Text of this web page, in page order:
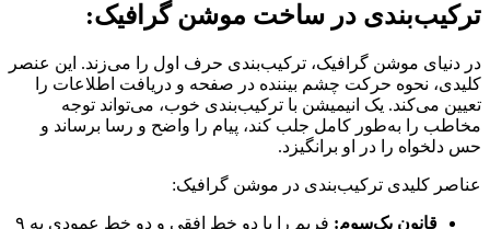
ترکیب‌بندی در ساخت موشن گرافیک:
در دنیای موشن گرافیک، ترکیب‌بندی حرف اول را می‌زند. این عنصر
کلیدی، نحوه حرکت چشم بیننده در صفحه و دریافت اطلاعات را
تعیین می‌کند. یک انیمیشن با ترکیب‌بندی خوب، می‌تواند توجه
مخاطب را به‌طور کامل جلب کند، پیام را واضح و رسا برساند و
حس دلخواه را در او برانگیزد.
عناصر کلیدی ترکیب‌بندی در موشن گرافیک:
قانون یک‌سوم:
فریم را با دو خط افقی و دو خط عمودی به ۹